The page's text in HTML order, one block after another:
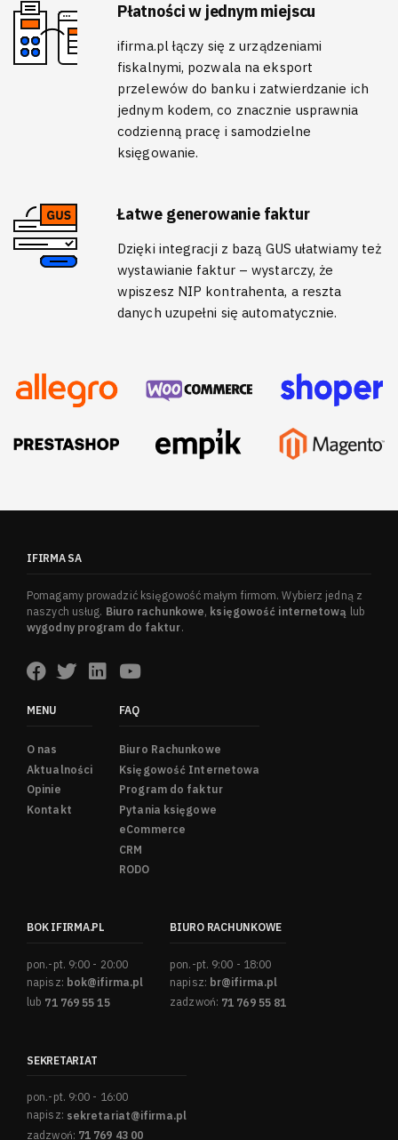
Płatności w jednym miejscu
ifirma.pl łączy się z urządzeniami
fiskalnymi, pozwala na eksport
przelewów do banku i zatwierdzanie ich
jednym kodem, co znacznie usprawnia
codzienną pracę i samodzielne
księgowanie.
Łatwe generowanie faktur
Dzięki integracji z bazą GUS ułatwiamy też
wystawianie faktur – wystarczy, że
wpiszesz NIP kontrahenta, a reszta
danych uzupełni się automatycznie.
IFIRMA SA
Pomagamy prowadzić księgowość małym firmom. Wybierz jedną z
naszych usług. Biuro rachunkowe, księgowość internetową lub
wygodny program do faktur.
MENU
O nas
Aktualności
Opinie
Kontakt
FAQ
Biuro Rachunkowe
Księgowość Internetowa
Program do faktur
Pytania księgowe
eCommerce
CRM
RODO
BOK IFIRMA.PL
pon.-pt. 9:00 - 20:00
napisz: bok@ifirma.pl
lub 71 769 55 15
BIURO RACHUNKOWE
pon.-pt. 9:00 - 18:00
napisz: br@ifirma.pl
zadzwoń: 71 769 55 81
SEKRETARIAT
pon.-pt. 9:00 - 16:00
napisz: sekretariat@ifirma.pl
zadzwoń: 71 769 43 00